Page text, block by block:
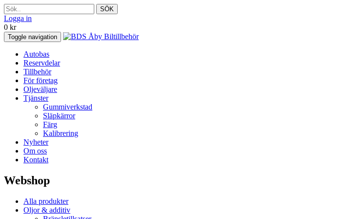
SÖK
Logga in
0 kr
Toggle navigation
Autobas
Reservdelar
Tillbehör
För företag
Oljeväljare
Tjänster
Gummiverkstad
Släpkärror
Färg
Kalibrering
Nyheter
Om oss
Kontakt
Webshop
Alla produkter
Oljor & additiv